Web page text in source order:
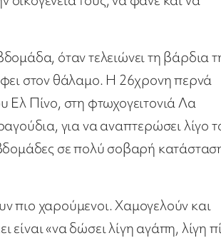
όταν τελειώνει τη βάρδια
στον θάλαμο. Η 26χρονη περνά
Ελ Πίνο, στη φτωχογειτονιά Λα
για να αναπτερώσει λίγο
σε πολύ σοβαρή
πιο χαρούμενοι. Χαμογελούν και
«να δώσει λίγη αγάπη, λίγη